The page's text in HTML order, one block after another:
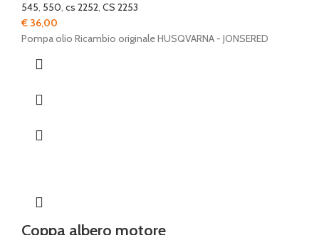
545, 550, cs 2252, CS 2253
€ 36,00
Pompa olio Ricambio originale HUSQVARNA - JONSERED
Coppa albero motore